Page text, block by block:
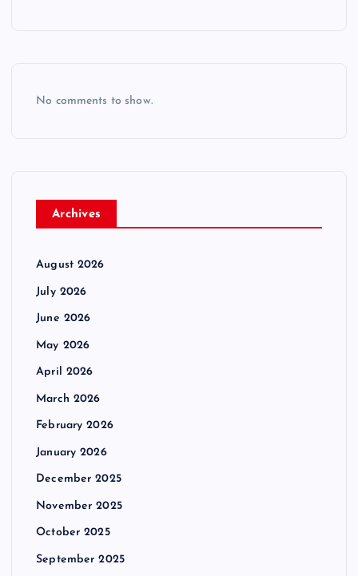
No comments to show.
Archives
August 2026
July 2026
June 2026
May 2026
April 2026
March 2026
February 2026
January 2026
December 2025
November 2025
October 2025
September 2025